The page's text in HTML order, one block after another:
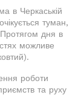
в Черкаській
туман,
дня в
можливе
роботи
та руху